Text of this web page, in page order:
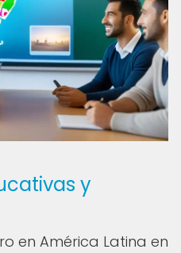
y
en América Latina en